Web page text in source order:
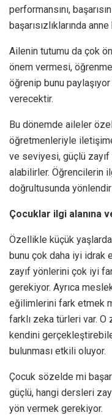
performansını,
başarısızlıklarında
Ailenin tutumu da çok
önem vermesi,
öğrenip bunu
verecektir.
Bu dönemde aileler
öğretmenleriyle
ve seviyesi, güçlü
alabilirler. Öğrencilerin
doğrultusunda
Çocuklar ilgi alanına
Özellikle küçük
bunu çok daha iyi idrak
zayıf yönlerini çok iyi
gerekiyor. Ayrıca
eğilimlerini fark etmek
farklı zeka türleri var.
kendini
bulunması etkili oluyor.
Çocuk sözelde mi
güçlü, hangi dersleri
yön vermek gerekiyor.